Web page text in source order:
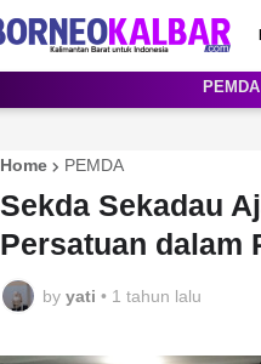
PEMDA
Home PEMDA
Sekda Sekadau
Persatuan dalam
by yati • 1 tahun lalu